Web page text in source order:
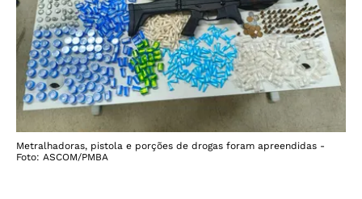
Metralhadoras, pistola e porções de drogas foram apreendidas -
Foto: ASCOM/PMBA